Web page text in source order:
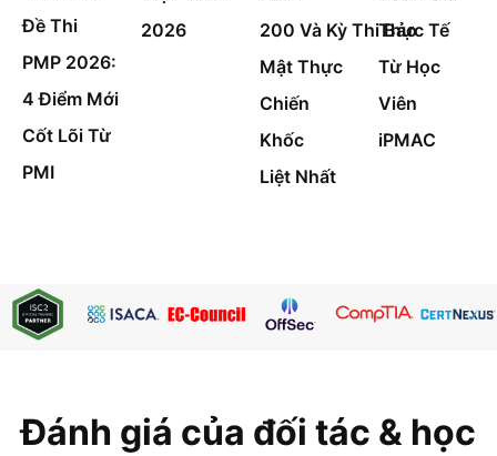
Đề Thi
PMP 2026:
4 Điểm Mới
Cốt Lõi Từ
PMI
2026
200 Và Kỳ Thi Bảo
Mật Thực
Chiến
Khốc
Liệt Nhất
Thực Tế
Từ Học
Viên
iPMAC
Đánh giá của đối tác & học